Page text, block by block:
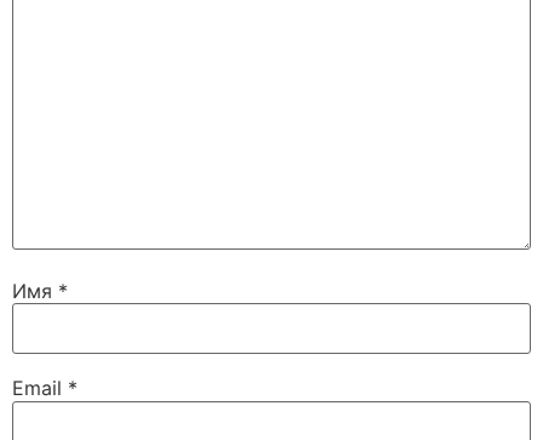
Имя *
Email *